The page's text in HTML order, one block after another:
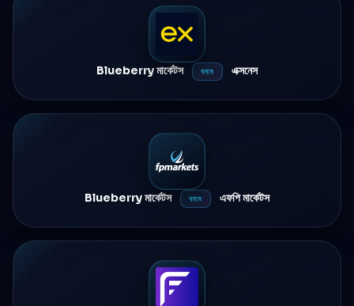
Blueberry মার্কেটস বনাম এক্সনেস
Blueberry মার্কেটস বনাম এফপি মার্কেটস